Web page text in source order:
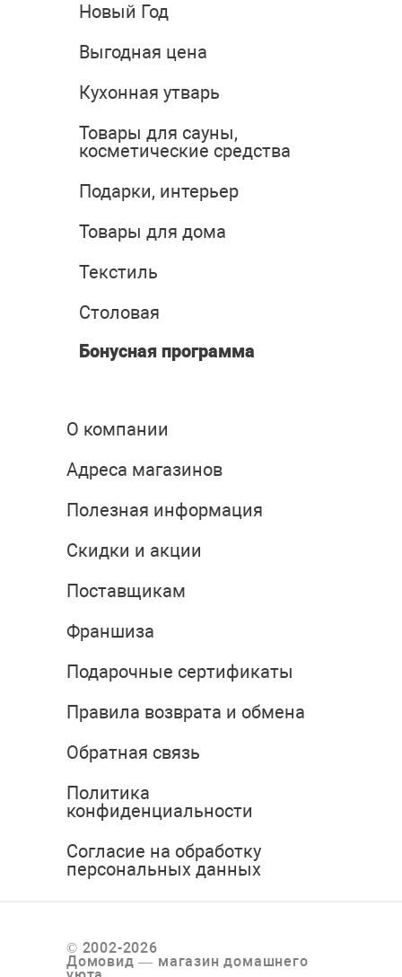
Новый Год
Выгодная цена
Кухонная утварь
Товары для сауны,
косметические средства
Подарки, интерьер
Товары для дома
Текстиль
Столовая
Бонусная программа
О компании
Адреса магазинов
Полезная информация
Скидки и акции
Поставщикам
Франшиза
Подарочные сертификаты
Правила возврата и обмена
Обратная связь
Политика
конфиденциальности
Согласие на обработку
персональных данных
© 2002-2026
Домовид — магазин домашнего